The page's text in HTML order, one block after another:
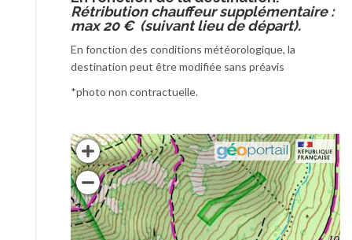
Rétribution chauffeur supplémentaire :
max 20 € (suivant lieu de départ).
En fonction des conditions météorologique, la
destination peut être modifiée sans préavis
*photo non contractuelle.